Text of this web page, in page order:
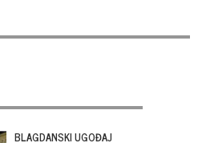
BLAGDANSKI UGOĐAJ